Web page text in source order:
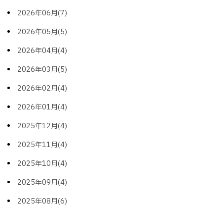
2026年06月(7)
2026年05月(5)
2026年04月(4)
2026年03月(5)
2026年02月(4)
2026年01月(4)
2025年12月(4)
2025年11月(4)
2025年10月(4)
2025年09月(4)
2025年08月(6)